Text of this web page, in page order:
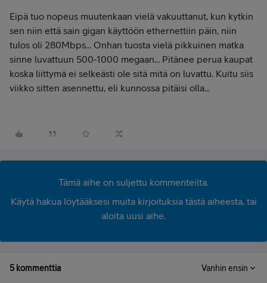
Eipä tuo nopeus muutenkaan vielä vakuuttanut, kun kytkin
sen niin että sain gigan käyttöön ethernettiin päin, niin
tulos oli 280Mbps... Onhan tuosta vielä pikkuinen matka
sinne luvattuun 500-1000 megaan... Pitänee perua kaupat
koska liittymä ei selkeästi ole sitä mitä on luvattu. Kuitu siis
viikko sitten asennettu, eli kunnossa pitäisi olla...
Tämä aihe on suljettu kommenteilta.
Käytä hakua löytääksesi muita kirjoituksia tästä aiheesta, tai
aloita uusi aihe.
5 kommenttia Vanhin ensin